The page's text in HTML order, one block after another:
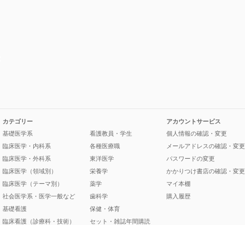
カテゴリー
基礎医学系
臨床医学・内科系
臨床医学・外科系
臨床医学（領域別）
臨床医学（テーマ別）
社会医学系・医学一般など
基礎看護
臨床看護（診療科・技術）
看護教員・学生
各種医療職
東洋医学
栄養学
薬学
歯科学
保健・体育
セット・雑誌年間購読
アカウントサービス
個人情報の確認・変更
メールアドレスの確認・変更
パスワードの変更
かかりつけ書店の確認・変更
マイ本棚
購入履歴